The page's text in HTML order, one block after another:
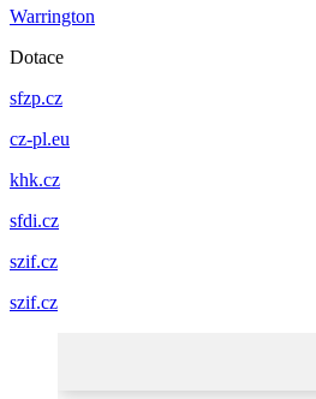
Warrington
Dotace
sfzp.cz
cz-pl.eu
khk.cz
sfdi.cz
szif.cz
szif.cz